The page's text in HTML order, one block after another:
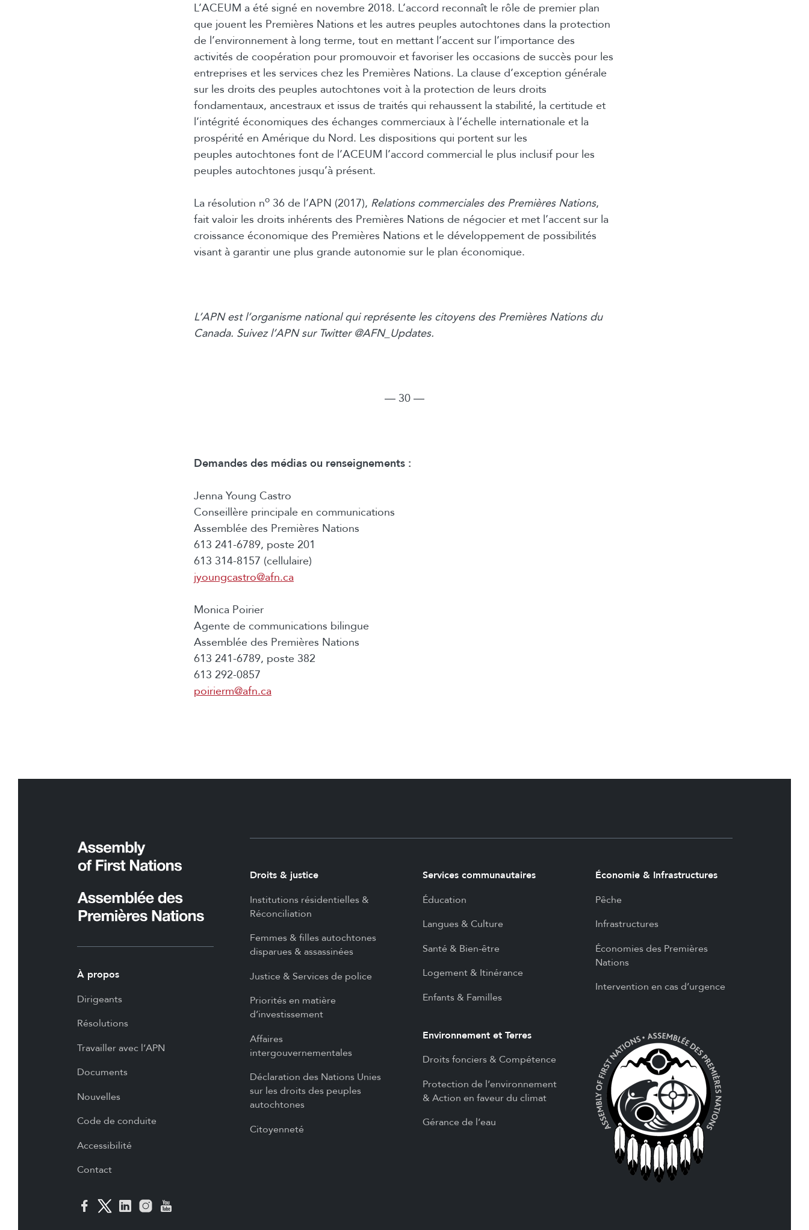
L’ACEUM a été signé en novembre 2018. L’accord reconnaît le rôle de premier plan
que jouent les Premières Nations et les autres peuples autochtones dans la protection
de l’environnement à long terme, tout en mettant l’accent sur l’importance des
activités de coopération pour promouvoir et favoriser les occasions de succès pour les
entreprises et les services chez les Premières Nations. La clause d’exception générale
sur les droits des peuples autochtones voit à la protection de leurs droits
fondamentaux, ancestraux et issus de traités qui rehaussent la stabilité, la certitude et
l’intégrité économiques des échanges commerciaux à l’échelle internationale et la
prospérité en Amérique du Nord. Les dispositions qui portent sur les
peuples autochtones font de l’ACEUM l’accord commercial le plus inclusif pour les
peuples autochtones jusqu’à présent.
La résolution no 36 de l’APN (2017), Relations commerciales des Premières Nations,
fait valoir les droits inhérents des Premières Nations de négocier et met l’accent sur la
croissance économique des Premières Nations et le développement de possibilités
visant à garantir une plus grande autonomie sur le plan économique.
L’APN est l’organisme national qui représente les citoyens des Premières Nations du
Canada. Suivez l’APN sur Twitter @AFN_Updates.
― 30 ―
Demandes des médias ou renseignements :
Jenna Young Castro
Conseillère principale en communications
Assemblée des Premières Nations
613 241-6789, poste 201
613 314-8157 (cellulaire)
jyoungcastro@afn.ca
Monica Poirier
Agente de communications bilingue
Assemblée des Premières Nations
613 241-6789, poste 382
613 292-0857
poirierm@afn.ca
À propos
Dirigeants
Résolutions
Travailler avec l’APN
Documents
Nouvelles
Code de conduite
Accessibilité
Contact
Droits & justice
Institutions résidentielles &
Réconciliation
Femmes & filles autochtones
disparues & assassinées
Justice & Services de police
Priorités en matière
d’investissement
Affaires
intergouvernementales
Déclaration des Nations Unies
sur les droits des peuples
autochtones
Citoyenneté
Services communautaires
Éducation
Langues & Culture
Santé & Bien-être
Logement & Itinérance
Enfants & Familles
Environnement et Terres
Droits fonciers & Compétence
Protection de l’environnement
& Action en faveur du climat
Gérance de l’eau
Économie & Infrastructures
Pêche
Infrastructures
Économies des Premières
Nations
Intervention en cas d’urgence